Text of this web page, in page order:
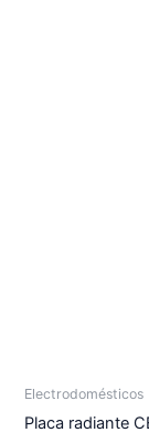
Electrodomésticos
Placa radiante